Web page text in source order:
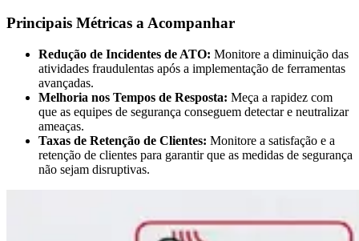
Principais Métricas a Acompanhar
Redução de Incidentes de ATO: Monitore a diminuição das
atividades fraudulentas após a implementação de ferramentas
avançadas.
Melhoria nos Tempos de Resposta: Meça a rapidez com
que as equipes de segurança conseguem detectar e neutralizar
ameaças.
Taxas de Retenção de Clientes: Monitore a satisfação e a
retenção de clientes para garantir que as medidas de segurança
não sejam disruptivas.